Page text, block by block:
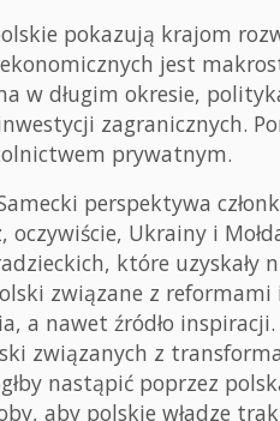
pokazują krajom
jest
w długim okresie,
zagranicznych.
prywatnym.
perspektywa
oczywiście, Ukrainy i
które uzyskały
związane z
a nawet źródło
związanych z
nastąpić poprzez
aby polskie władze